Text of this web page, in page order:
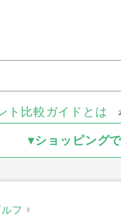
ト比較ガイドとは
▾ショッピング
フ